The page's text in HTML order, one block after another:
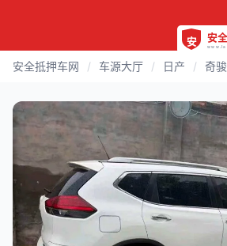
安全抵押车网 / 车源大厅 / 日产 / 奇骏